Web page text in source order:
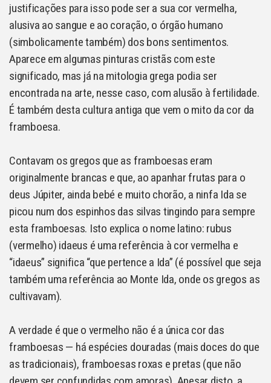
justificações para isso pode ser a sua cor vermelha,
alusiva ao sangue e ao coração, o órgão humano
(simbolicamente também) dos bons sentimentos.
Aparece em algumas pinturas cristãs com este
significado, mas já na mitologia grega podia ser
encontrada na arte, nesse caso, com alusão à fertilidade.
É também desta cultura antiga que vem o mito da cor da
framboesa.
Contavam os gregos que as framboesas eram
originalmente brancas e que, ao apanhar frutas para o
deus Júpiter, ainda bebé e muito chorão, a ninfa Ida se
picou num dos espinhos das silvas tingindo para sempre
esta framboesas. Isto explica o nome latino: rubus
(vermelho) idaeus é uma referência à cor vermelha e
“idaeus” significa “que pertence a Ida” (é possível que seja
também uma referência ao Monte Ida, onde os gregos as
cultivavam).
A verdade é que o vermelho não é a única cor das
framboesas — há espécies douradas (mais doces do que
as tradicionais), framboesas roxas e pretas (que não